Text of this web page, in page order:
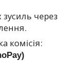
через
комісія: